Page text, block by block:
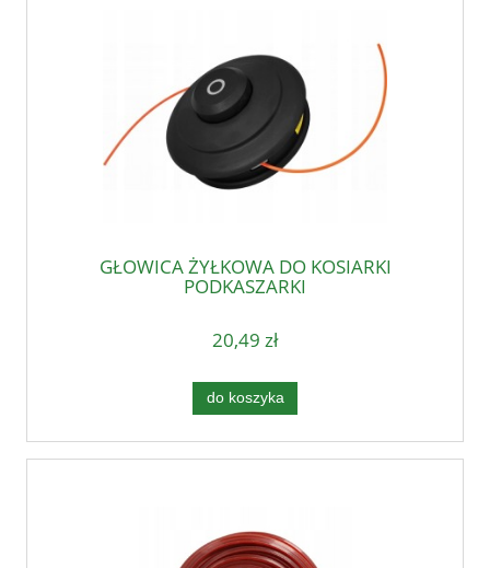
GŁOWICA ŻYŁKOWA DO KOSIARKI
PODKASZARKI
20,49 zł
do koszyka